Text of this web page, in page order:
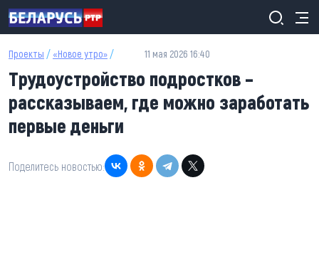
Перейти к основному содержанию
Проекты / «Новое утро» / 11 мая 2026 16:40
Трудоустройство подростков –
рассказываем, где можно заработать
первые деньги
Поделитесь новостью: